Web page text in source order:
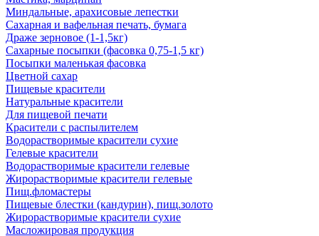
Миндальные, арахисовые лепестки
Сахарная и вафельная печать, бумага
Драже зерновое (1-1,5кг)
Сахарные посыпки (фасовка 0,75-1,5 кг)
Посыпки маленькая фасовка
Цветной сахар
Пищевые красители
Натуральные красители
Для пищевой печати
Красители с распылителем
Водорастворимые красители сухие
Гелевые красители
Водорастворимые красители гелевые
Жирорастворимые красители гелевые
Пищ.фломастеры
Пищевые блестки (кандурин), пищ.золото
Жирорастворимые красители сухие
Масложировая продукция